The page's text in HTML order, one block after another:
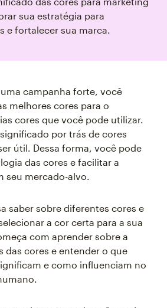
sua estratégia para
e fortalecer sua marca.
campanha forte, você
melhores cores para o
cores que você pode utilizar.
por trás de cores
útil. Dessa forma, você pode
das cores e facilitar a
seu mercado-alvo.
saber sobre diferentes cores e
a cor certa para a sua
com aprender sobre a
das cores e entender o que
e como influenciam no